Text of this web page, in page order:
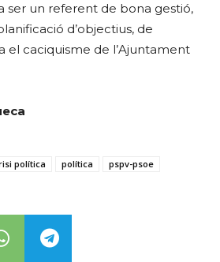
ser un referent de bona gestió,
d’objectius, de
el caciquisme de l’Ajuntament
política política
pspv-psoe